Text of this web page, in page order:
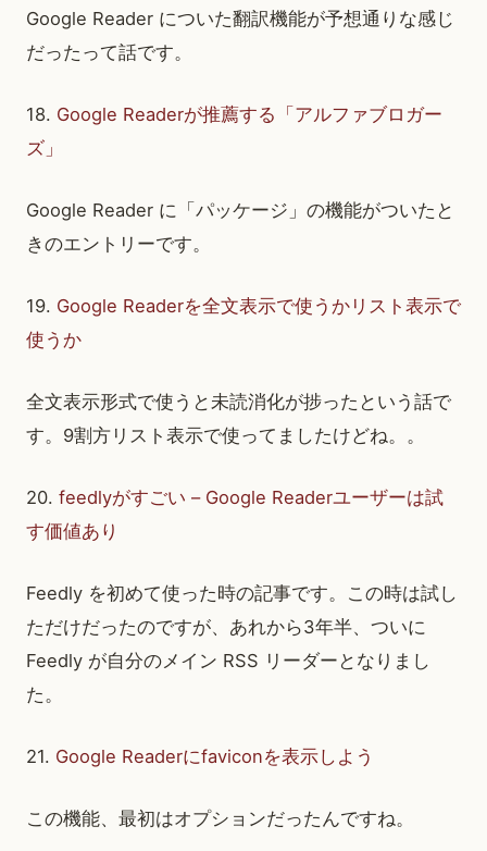
Google Reader についた翻訳機能が予想通りな感じ
だったって話です。
18. Google Readerが推薦する「アルファブロガー
ズ」
Google Reader に「パッケージ」の機能がついたと
きのエントリーです。
19. Google Readerを全文表示で使うかリスト表示で
使うか
全文表示形式で使うと未読消化が捗ったという話で
す。9割方リスト表示で使ってましたけどね。。
20. feedlyがすごい – Google Readerユーザーは試
す価値あり
Feedly を初めて使った時の記事です。この時は試し
ただけだったのですが、あれから3年半、ついに
Feedly が自分のメイン RSS リーダーとなりまし
た。
21. Google Readerにfaviconを表示しよう
この機能、最初はオプションだったんですね。